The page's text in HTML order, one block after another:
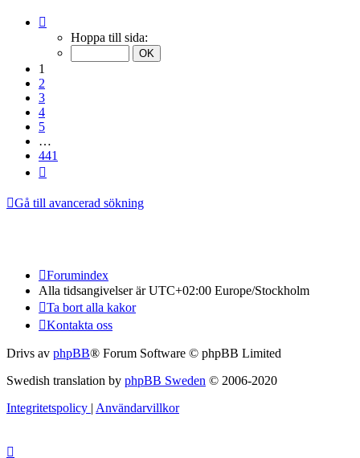
Hoppa till sida:
1
2
3
4
5
…
441
Gå till avancerad sökning
Forumindex
Alla tidsangivelser är UTC+02:00 Europe/Stockholm
Ta bort alla kakor
Kontakta oss
Drivs av phpBB® Forum Software © phpBB Limited
Swedish translation by phpBB Sweden © 2006-2020
Integritetspolicy | Användarvillkor